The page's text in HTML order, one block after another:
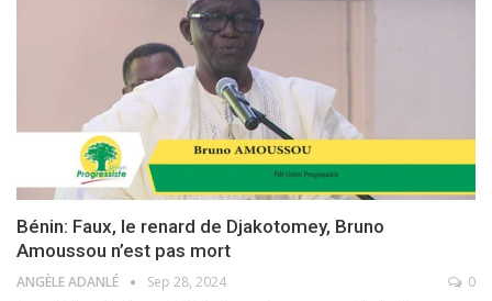
Bénin: Faux, le renard de Djakotomey, Bruno
Amoussou n’est pas mort
ANGÈLE ADANLÉ Sep 28, 2024 0